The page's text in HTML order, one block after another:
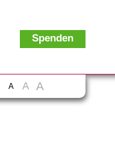
Spenden
A A A